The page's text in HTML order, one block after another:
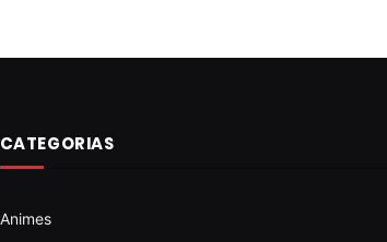
CATEGORIAS
Animes